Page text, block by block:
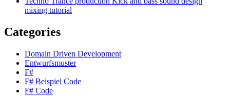
mixing tutorial
Categories
Domain Driven Development
Entwurfsmuster
F#
F# Beispiel Code
F# Code